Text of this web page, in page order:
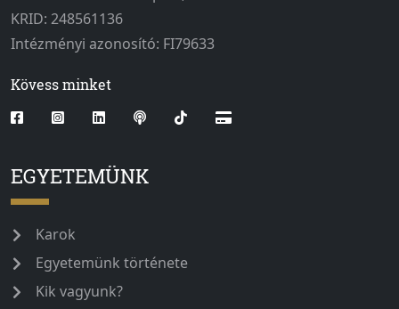
KRID: 248561136
Intézményi azonosító: FI79633
Kövess minket
EGYETEMÜNK
Karok
Egyetemünk története
Kik vagyunk?